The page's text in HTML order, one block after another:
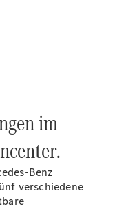
im
Benz
verschiedene